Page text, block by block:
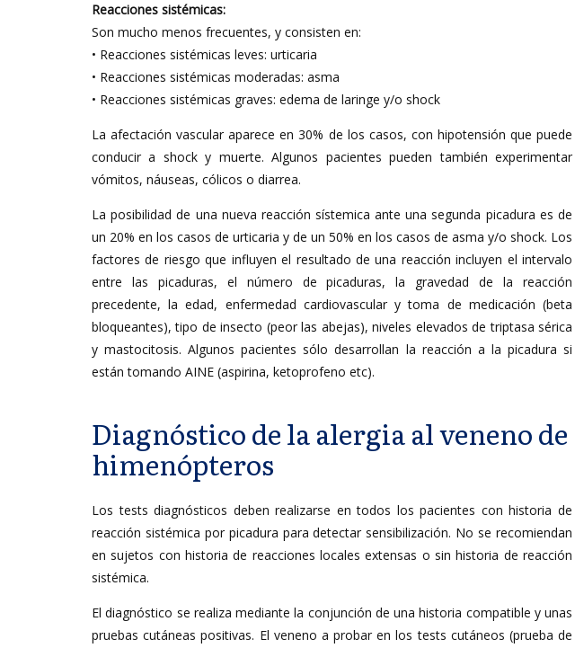
Reacciones sistémicas:
Son mucho menos frecuentes, y consisten en:
• Reacciones sistémicas leves: urticaria
• Reacciones sistémicas moderadas: asma
• Reacciones sistémicas graves: edema de laringe y/o shock
La afectación vascular aparece en 30% de los casos, con hipotensión que puede
conducir a shock y muerte. Algunos pacientes pueden también experimentar
vómitos, náuseas, cólicos o diarrea.
La posibilidad de una nueva reacción sístemica ante una segunda picadura es de
un 20% en los casos de urticaria y de un 50% en los casos de asma y/o shock. Los
factores de riesgo que influyen el resultado de una reacción incluyen el intervalo
entre las picaduras, el número de picaduras, la gravedad de la reacción
precedente, la edad, enfermedad cardiovascular y toma de medicación (beta
bloqueantes), tipo de insecto (peor las abejas), niveles elevados de triptasa sérica
y mastocitosis. Algunos pacientes sólo desarrollan la reacción a la picadura si
están tomando AINE (aspirina, ketoprofeno etc).
Diagnóstico de la alergia al veneno de
himenópteros
Los tests diagnósticos deben realizarse en todos los pacientes con historia de
reacción sistémica por picadura para detectar sensibilización. No se recomiendan
en sujetos con historia de reacciones locales extensas o sin historia de reacción
sistémica.
El diagnóstico se realiza mediante la conjunción de una historia compatible y unas
pruebas cutáneas positivas. El veneno a probar en los tests cutáneos (prueba de